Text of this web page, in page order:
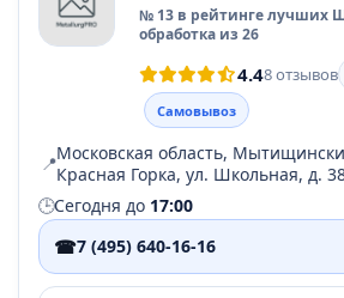
№ 13 в рейтинге лучших
обработка из 26
4.48 отзывов
Самовывоз
📍Московская область,
Красная Горка, ул. Школьная, д.
🕒Сегодня до 17:00
☎7 (495) 640-16-16